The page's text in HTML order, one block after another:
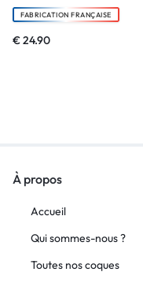
FABRICATION FRANÇAISE
€24.90
À propos
Accueil
Qui sommes-nous ?
Toutes nos coques